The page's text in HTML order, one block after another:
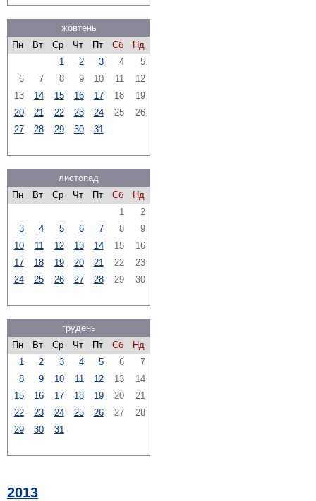
жовтень
Пн
Вт Ср Чт Пт Сб
Нд
1
2 3 4
5
6
7 8 9 10 11
12
13
14 15 16 17 18
19
20
21 22 23 24 25
26
27
28 29 30 31
листопад
Пн
Вт Ср Чт Пт Сб
Нд
1
2
3
4 5 6 7 8
9
10
11 12 13 14 15
16
17
18 19 20 21 22
23
24
25 26 27 28 29 30
грудень
Пн
Вт Ср Чт Пт Сб
Нд
1
2 3 4 5 6
7
8
9 10 11 12 13
14
15
16 17 18 19 20
21
22
23 24 25 26 27
28
29
30 31
2013